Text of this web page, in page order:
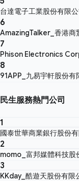
台達電子工業股份有限公
6
AmazingTalker_香港商
7
Phison Electronics
8
91APP_九易宇軒股份有
民生服務熱門公司
1
國泰世華商業銀行股份
2
momo_富邦媒體科技股
3
KKday_酷遊天股份有限